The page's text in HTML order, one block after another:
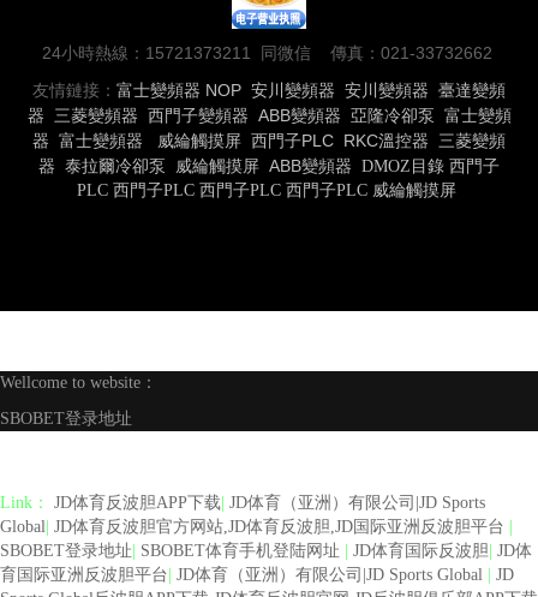
24小時熱線：15721373211 同微信 傳真：021-33732662
友情鏈接： 富士變頻器 NOP 安川變頻器 安川變頻器 臺達變頻
器 三菱變頻器 西門子變頻器 ABB變頻器 亞隆冷卻泵 富士變頻
器 富士變頻器 威綸觸摸屏 西門子PLC RKC溫控器 三菱變頻
器 泰拉爾冷卻泵 威綸觸摸屏 ABB變頻器 DMOZ目錄 西門子
PLC 西門子PLC 西門子PLC 西門子PLC 威綸觸摸屏
Wellcome to website：
SBOBET登录地址
Link： JD体育反波胆APP下载 JD体育（亚洲）有限公司|JD Sports
Global JD体育反波胆官方网站,JD体育反波胆,JD国际亚洲反波胆平台
SBOBET登录地址 SBOBET体育手机登陆网址 JD体育国际反波胆 JD体
育国际亚洲反波胆平台 JD体育（亚洲）有限公司|JD Sports Global
JD